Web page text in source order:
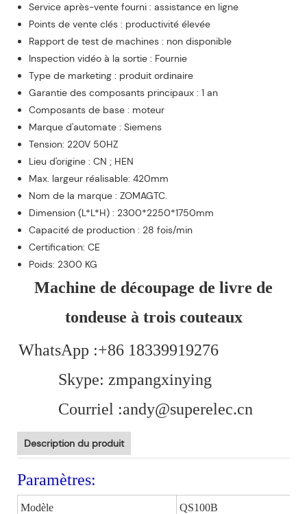
Service après-vente fourni : assistance en ligne
Points de vente clés : productivité élevée
Rapport de test de machines : non disponible
Inspection vidéo à la sortie : Fournie
Type de marketing : produit ordinaire
Garantie des composants principaux : 1 an
Composants de base : moteur
Marque d'automate : Siemens
Tension: 220V 50HZ
Lieu d'origine : CN ; HEN
Max. largeur réalisable: 420mm
Nom de la marque : ZOMAGTC.
Dimension (L*L*H) : 2300*2250*1750mm
Capacité de production : 28 fois/min
Certification: CE
Poids: 2300 KG
Machine de découpage de livre de
tondeuse à trois couteaux
WhatsApp :+86 18339919276
Skype: zmpangxinying
Courriel :andy@superelec.cn
Description du produit
Paramètres:
Modèle QS100B